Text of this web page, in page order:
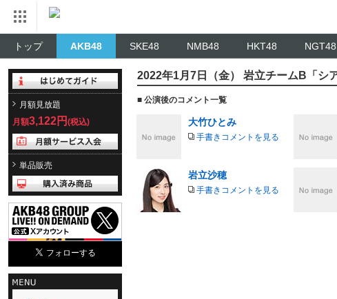
トップ AKB48 SKE48 NMB48 HKT48 NGT48
月額見放題
月額3,122円 (税込)
単品販売
2022年1月7日（金） 岩立チームB「シ
■ 公演後のコメント一覧
大竹ひとみ
手書きコメントを見る
岩立沙穂
手書きコメントを見る